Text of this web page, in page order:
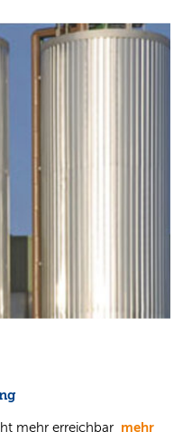
mehr erreichbar mehr